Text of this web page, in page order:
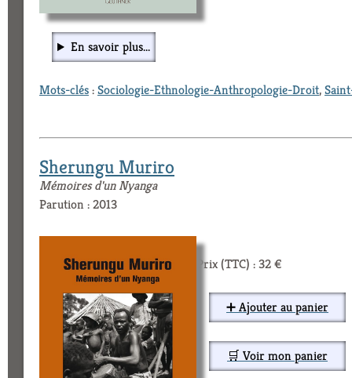
En savoir plus...
Mots-clés:Sociologie-Ethnologie-Anthropologie-Droit,
Sherungu Muriro
Mémoires d'un Nyanga
Parution : 2013
Prix (TTC) : 32 €
➕ Ajouter au panier
🛒 Voir mon panier